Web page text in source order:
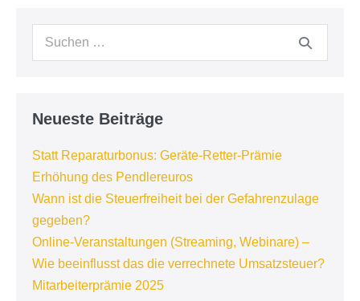
Suchen
Neueste Beiträge
Statt Reparaturbonus: Geräte-Retter-Prämie
Erhöhung des Pendlereuros
Wann ist die Steuerfreiheit bei der Gefahrenzulage
gegeben?
Online-Veranstaltungen (Streaming, Webinare) –
Wie beeinflusst das die verrechnete Umsatzsteuer?
Mitarbeiterprämie 2025